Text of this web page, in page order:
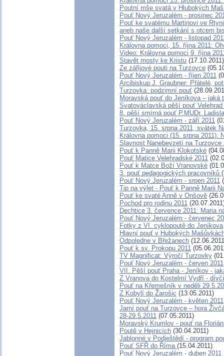
Poutní mše svatá v Hlubokých
Pouť Nový Jeruzalém - prosinec
Pouť ke svatému Martinovi ve
aneb naše další setkání s otcem
Pouť Nový Jeruzalém - listopad
Královna pomoci, 15. října 2011:
Video: Královna pomoci 9. října
Stavět mosty ke Kristu (17.10.2011)
Ze zářijové pouti na Turzovce
Pouť Nový Jeruzalém - říjen 2011
Arcibiskup J. Graubner: Přátelé,
Turzovka: podzimní pouť
Moravská pouť do Jeníkova – jaká
Svatováclavská pěší pouť
8. pěší smírná pouť P.MUDr.
Pouť Nový Jeruzalém - září 2011
Turzovka, 15. srpna 2011, svátek
Královna pomoci (15. srpna
Slavnost Nanebevzetí na
Pouť k Panně Marii Klokotské
Pouť Matice Velehradské 2011
Pouť k Matce Boží Vranovské
3. pouť pedagogických pracovníků
Pouť Nový Jeruzalém - srpen 2011
Tip na výlet - Pouť k Panně Marii
Pouť ke svaté Anně v Onšově
Pochod pro rodinu 2011
Dechtice 3. července 2011: Maria
Pouť Nový Jeruzalém - červenec
Fotky z VI. cyklopoutě do Jeníkova
Hlavní pouť v Hubokých
Odpoledne v Břežanech
Pouť k sv. Prokopu 2011
TV Magnificat: Výročí Turzovky
Pouť Nový Jeruzalém - červen 2011
VII. Pěší pouť Praha - Jeníkov -
Z Vranova do Kostelmí Vydří -
Pouť na Křemešník v neděli
Z Kobylí do Žarošic (13.05.2011)
Pouť Nový Jeruzalém - květen 2011
Jarní pouť na Turzovce – hora
28-29.5.2011 (07.05.2011)
Moravský Krumlov - pouť na
Poutě v Hejnicích (30.04.2011)
Jablonné v Podještědí - program
Pouť SFŘ do Říma (15.04.2011)
Pouť Nový Jeruzalém - duben 2011